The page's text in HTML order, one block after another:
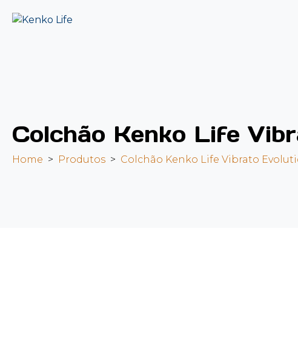
Colchão Kenko Life
Home Produtos Colchão Kenko Life Vibrato